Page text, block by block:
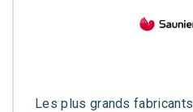
Les plus grands